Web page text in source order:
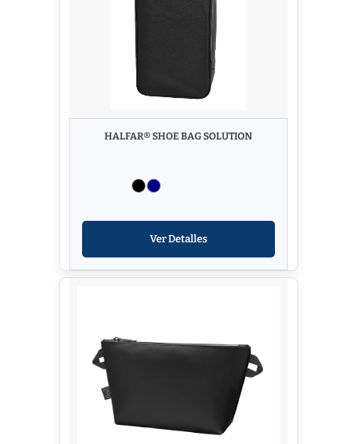
HALFAR® SHOE BAG SOLUTION
Ver Detalles